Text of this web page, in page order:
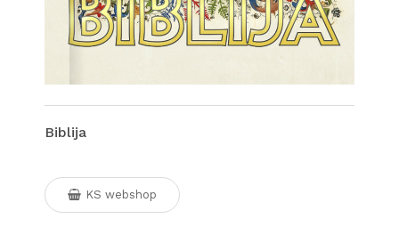
Biblija
KS webshop